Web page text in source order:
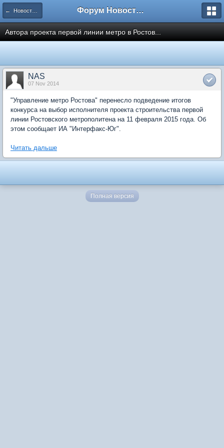
← Новости рынка недвижимости Форум Новостройки
Автора проекта первой линии метро в Ростов...
NAS
07 Nov 2014
"Управление метро Ростова" перенесло подведение итогов
конкурса на выбор исполнителя проекта строительства первой
линии Ростовского метрополитена на 11 февраля 2015 года. Об
этом сообщает ИА "Интерфакс-Юг".
Читать дальше
Полная версия